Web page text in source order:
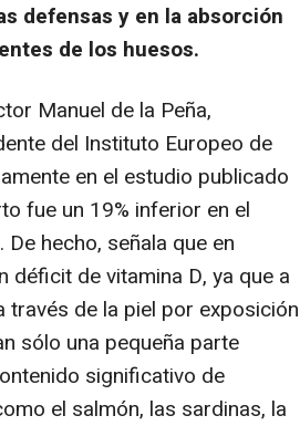
defensas y en la absorción
de los huesos.
Manuel de la Peña,
del Instituto Europeo de
en el estudio publicado
fue un 19% inferior en el
hecho, señala que en
déficit de vitamina D, ya que a
de la piel por exposición
sólo una pequeña parte
significativo de
el salmón, las sardinas, la